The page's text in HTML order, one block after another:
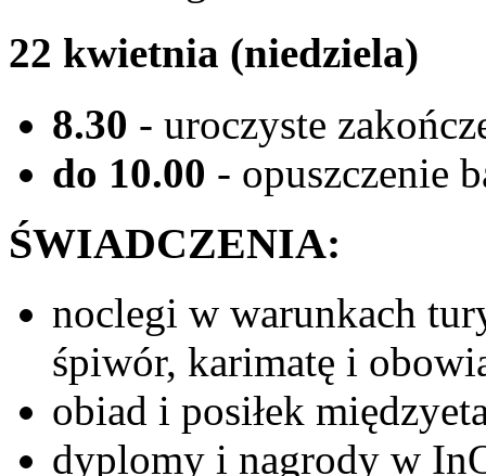
22 kwietnia (niedziela)
8.30 - uroczyste
do 10.00 - opuszczenie
ŚWIADCZENIA:
noclegi w warunkach
śpiwór, karimatę i
obiad i posiłek
dyplomy i nagrody w